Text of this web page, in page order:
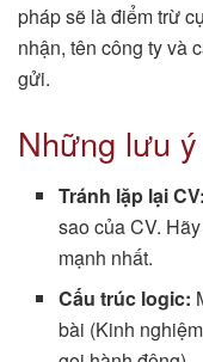
pháp sẽ là điểm trừ
nhận, tên công ty và
gửi.
Những lưu
Tránh lặp lại CV:
sao của CV.
mạnh nhất.
Cấu trúc logic:
bài (Kinh